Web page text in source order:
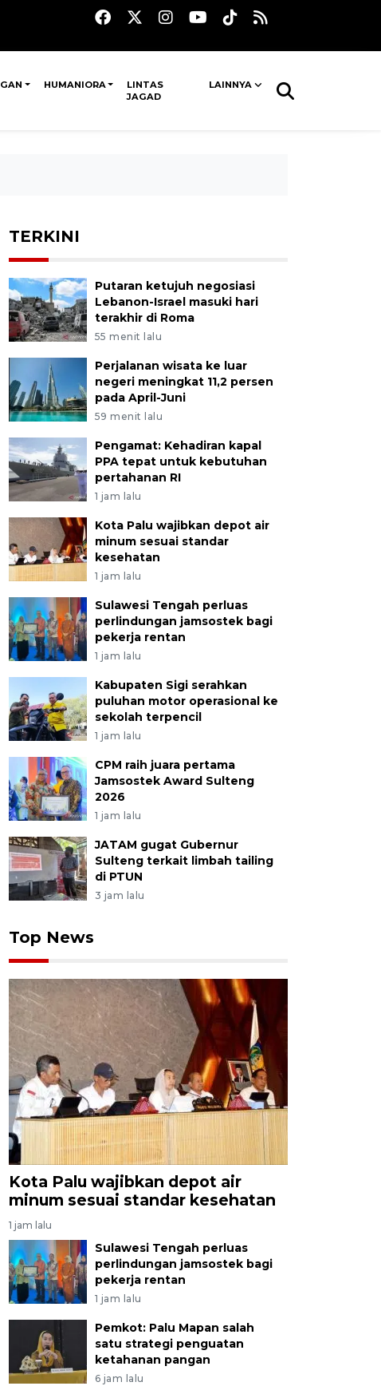
HUMANIORA
LINTAS
JAGAD
LAINNYA
TERKINI
Putaran ketujuh negosiasi
Lebanon-Israel masuki hari
terakhir di Roma
55 menit lalu
Perjalanan wisata ke luar
negeri meningkat 11,2 persen
pada April-Juni
59 menit lalu
Pengamat: Kehadiran kapal
PPA tepat untuk kebutuhan
pertahanan RI
1 jam lalu
Kota Palu wajibkan depot air
minum sesuai standar
kesehatan
1 jam lalu
Sulawesi Tengah perluas
perlindungan jamsostek bagi
pekerja rentan
1 jam lalu
Kabupaten Sigi serahkan
puluhan motor operasional ke
sekolah terpencil
1 jam lalu
CPM raih juara pertama
Jamsostek Award Sulteng
2026
1 jam lalu
JATAM gugat Gubernur
Sulteng terkait limbah tailing
di PTUN
3 jam lalu
Top News
Kota Palu wajibkan depot air
minum sesuai standar kesehatan
1 jam lalu
Sulawesi Tengah perluas
perlindungan jamsostek bagi
pekerja rentan
1 jam lalu
Pemkot: Palu Mapan salah
satu strategi penguatan
ketahanan pangan
6 jam lalu